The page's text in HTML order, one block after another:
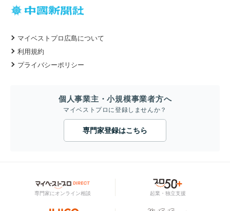
マイベストプロ広島について
利用規約
プライバシーポリシー
個人事業主・小規模事業者方へ
マイベストプロに登録しませんか？
専門家登録はこちら
専門家にオンライン相談 起業・独立支援